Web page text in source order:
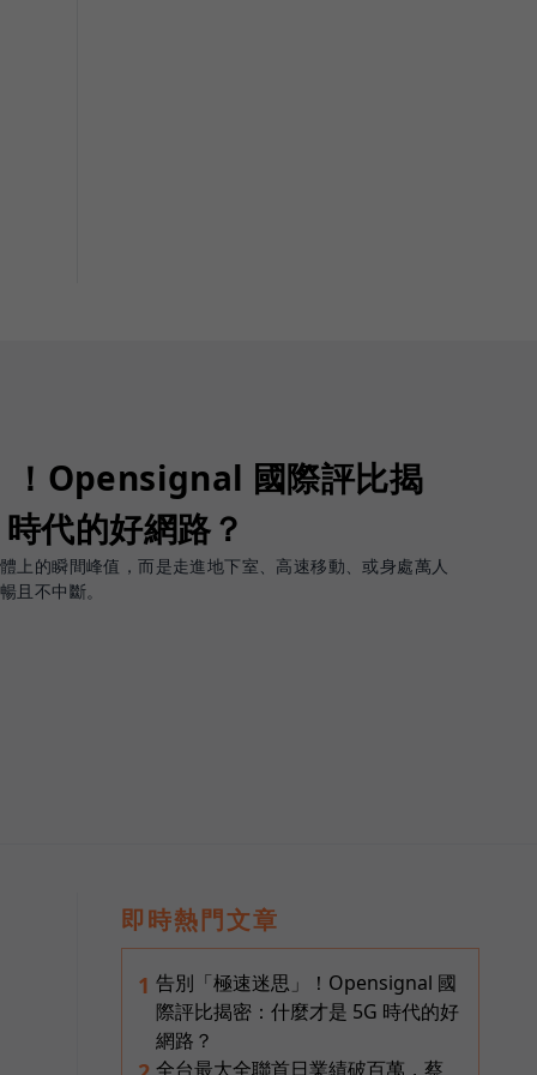
！Opensignal 國際評比揭
代的好網路？
上的瞬間峰值，而是走進地下室、高速移動、或身處萬人
且不中斷。
即時熱門文章
1 告別「極速迷思」！Opensignal 國
際評比揭密：什麼才是 5G 時代的好
網路？
全台最大全聯首日業績破百萬，蔡